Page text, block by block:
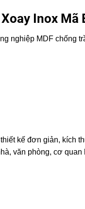
Inox Mã
nghiệp MDF chống
thiết kế đơn giản,
văn phòng, cơ